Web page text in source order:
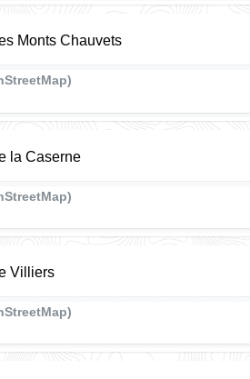
Monts Chauvets
la Caserne
Villiers